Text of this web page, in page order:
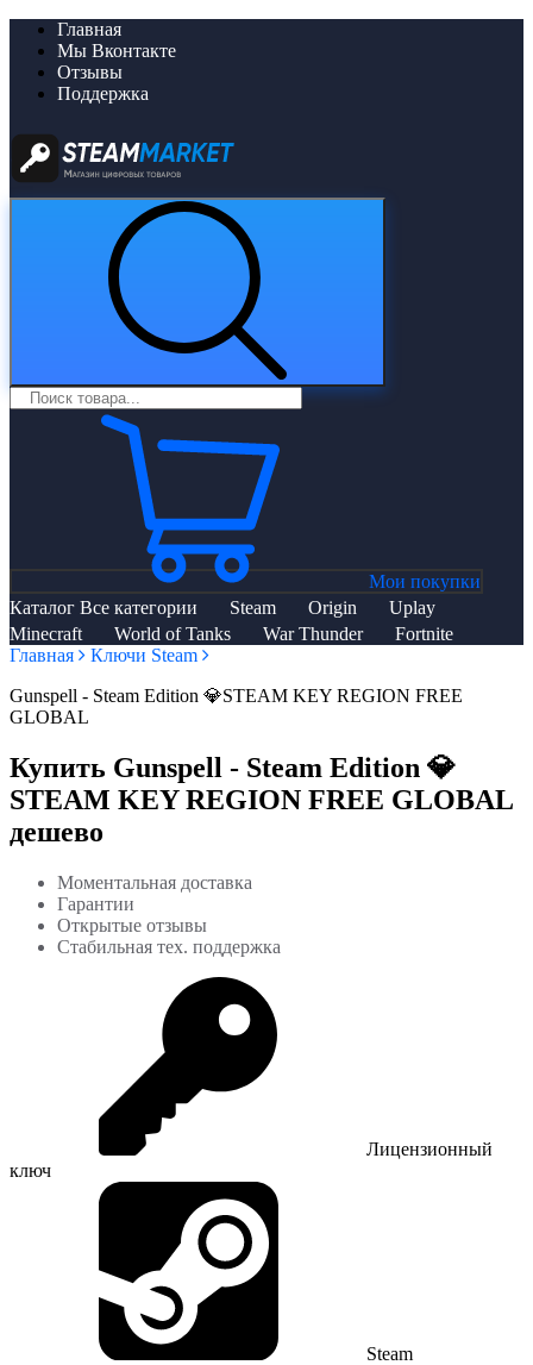
Главная
Мы Вконтакте
Отзывы
Поддержка
Мои покупки
Каталог Все категории Steam Origin
Uplay
Minecraft
World of Tanks War Thunder
Fortnite
Главная
Ключи Steam
Gunspell - Steam Edition 💎STEAM KEY REGION FREE
GLOBAL
Купить Gunspell - Steam Edition 💎
STEAM KEY REGION FREE GLOBAL
дешево
Моментальная доставка
Гарантии
Открытые отзывы
Стабильная тех. поддержка
Лицензионный
ключ
Steam